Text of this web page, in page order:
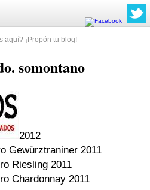
aquí? ¡Propón tu blog!
somontano
2012
Gewürztraniner 2011
Riesling 2011
Chardonnay 2011